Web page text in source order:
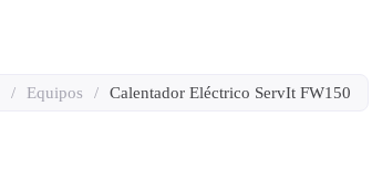
/ Equipos / Calentador Eléctrico ServIt FW150